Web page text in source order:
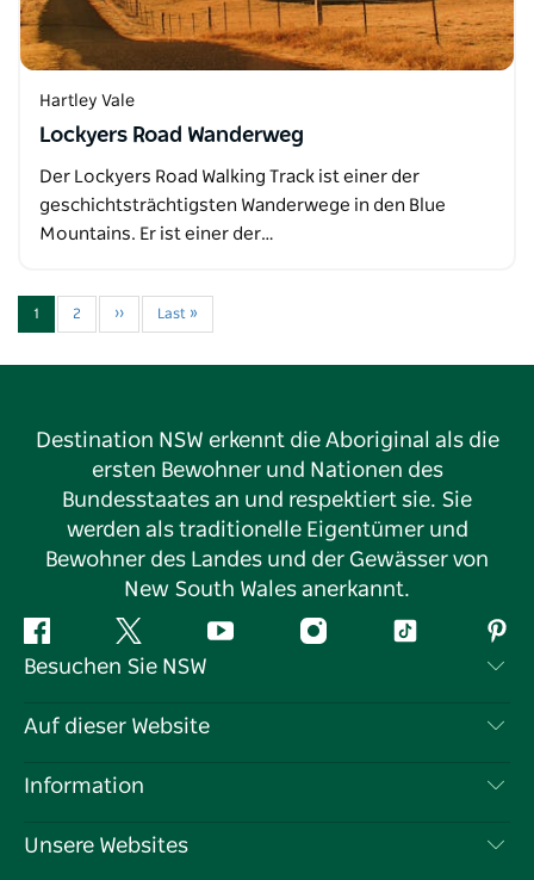
Hartley Vale
Lockyers Road Wanderweg
Der Lockyers Road Walking Track ist einer der
geschichtsträchtigsten Wanderwege in den Blue
Mountains. Er ist einer der…
1 2 ›› Last »
Destination NSW erkennt die Aboriginal als die
ersten Bewohner und Nationen des
Bundesstaates an und respektiert sie. Sie
werden als traditionelle Eigentümer und
Bewohner des Landes und der Gewässer von
New South Wales anerkannt.
Facebook Twitter YouTube InstagramTikTok
Besuchen Sie NSW
Kontaktieren Sie uns
Cookie-Hinweis
Auf dieser Website
Reiseziele
Information
Reiseinformationen
Unsere Websites